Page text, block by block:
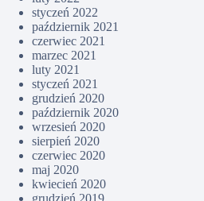
styczeń 2022
październik 2021
czerwiec 2021
marzec 2021
luty 2021
styczeń 2021
grudzień 2020
październik 2020
wrzesień 2020
sierpień 2020
czerwiec 2020
maj 2020
kwiecień 2020